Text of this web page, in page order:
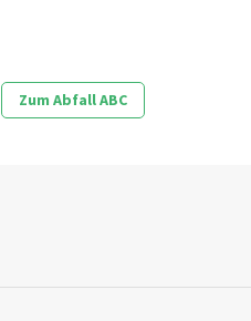
Zum Abfall ABC